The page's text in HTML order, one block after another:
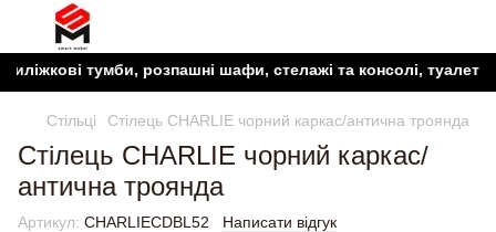
тумби, розпашні шафи, стелажі та консолі, туалетні
Стільці Стілець CHARLIE чорний каркас/антична троянда
Стілець CHARLIE чорний каркас/
антична троянда
Артикул: CHARLIECDBL52 Написати відгук